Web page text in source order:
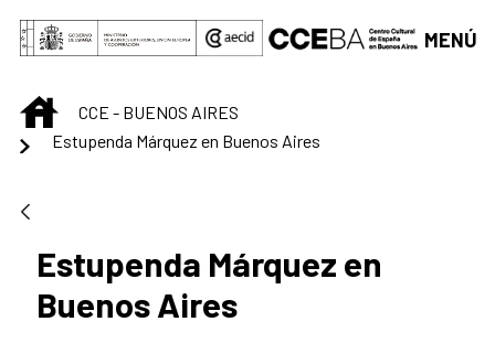
Saltar al contenido principal
MENÚ
INICIOCCE - BUENOS AIRES
Estupenda Márquez en Buenos Aires
Estupenda Márquez en
Buenos Aires